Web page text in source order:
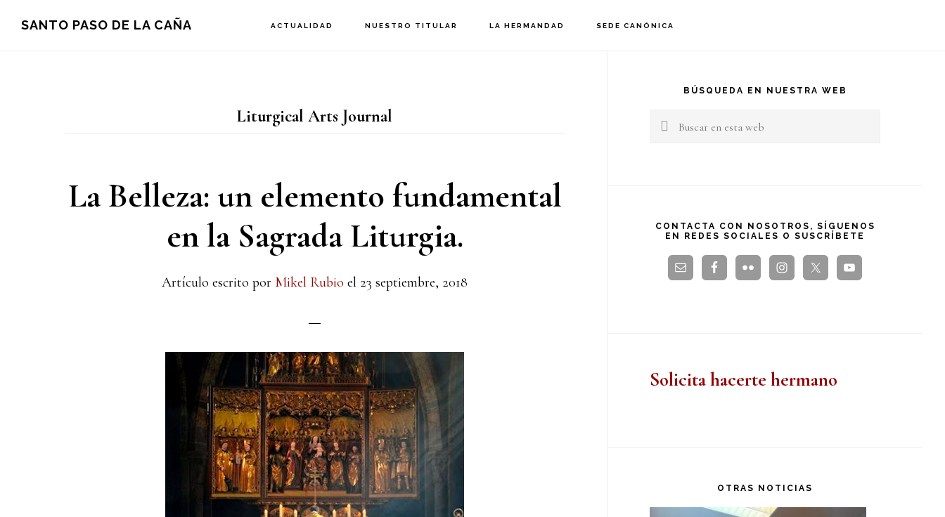
SANTO PASO DE LA CAÑA ACTUALIDAD NUESTRO TITULAR LA HERMANDAD SEDE CANÓNICA
Liturgical Arts Journal
La Belleza: un elemento fundamental
en la Sagrada Liturgia.
Artículo escrito por Mikel Rubio el 23 septiembre, 2018
principal
BÚSQUEDA EN NUESTRA WEB
Buscar
CONTACTA CON NOSOTROS, SÍGUENOS
EN REDES SOCIALES O SUSCRÍBETE
Solicita hacerte hermano
OTRAS NOTICIAS